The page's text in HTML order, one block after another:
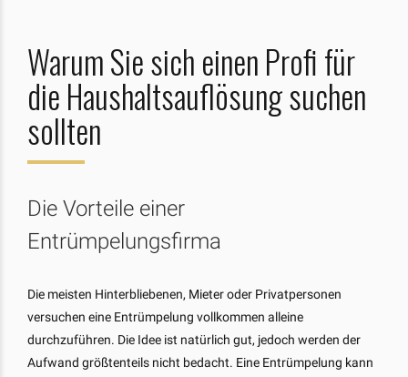
Warum Sie sich einen Profi für
die Haushaltsauflösung suchen
sollten
Die Vorteile einer
Entrümpelungsfirma
Die meisten Hinterbliebenen, Mieter oder Privatpersonen
versuchen eine Entrümpelung vollkommen alleine
durchzuführen. Die Idee ist natürlich gut, jedoch werden der
Aufwand größtenteils nicht bedacht. Eine Entrümpelung kann